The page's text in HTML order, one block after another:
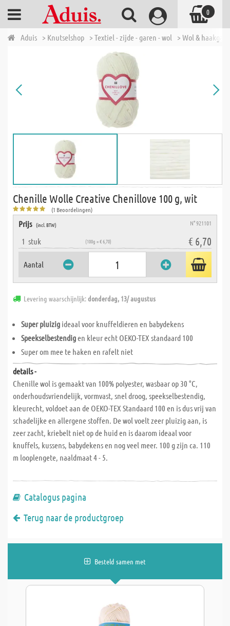
Aduis > Knutselshop > Textiel - zijde - garen - wol > Wol &
Chenille Wolle Creative Chenillove 100 g, wit
(1 Beoordelingen)
Prijs (incl. BTW) N° 921101
1 stuk (100g = € 6,70) € 6,70
Aantal
Levering waarschijnlijk:donderdag, 13/ augustus
Super pluizig ideaal voor knuffeldieren en babydekens
Speekselbestendigen kleur echt OEKO-TEX standaard 100
Super om mee te haken en rafelt niet
details -
Chenille wol is gemaakt van 100% polyester, wasbaar op 30 °C,
onderhoudsvriendelijk, vormvast, snel droog, speekselbestendig,
kleurecht, voldoet aan de OEKO-TEX Standaard 100 en is dus vrij van
schadelijke en allergene stoffen. De wol voelt zeer pluizig aan, is
zeer zacht, kriebelt niet op de huid en is daarom ideaal voor
knuffels, kussens, babydekens en nog veel meer. 100 g zijn ca. 110
m looplengete, naaldmaat 4 - 5.
Catalogus pagina
Terug naar de productgroep
Besteld samen met
0